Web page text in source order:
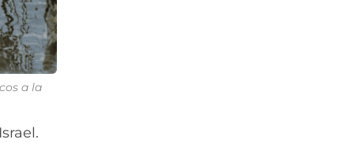
a la